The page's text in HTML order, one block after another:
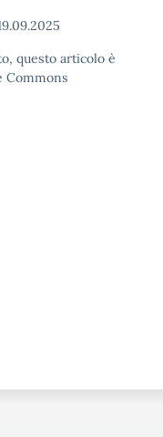
questo articolo è
Commons